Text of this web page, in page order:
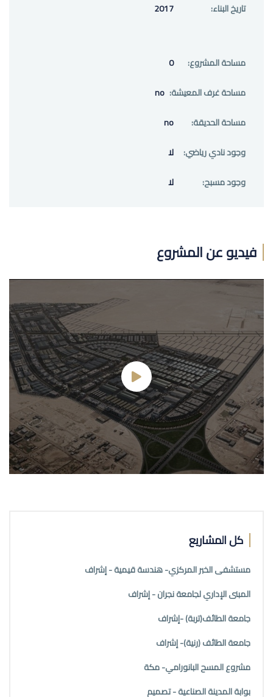
تاريخ البناء:
2017
مساحة المشروع:
0
مساحة غرف المعيشة: no
مساحة الحديقة:
no
وجود نادي رياضي:
لا
وجود مسبح:
لا
فيديو عن المشروع
كل المشاريع
مستشفى الخبر المركزي- هندسة قيمية - إشراف
المبنى الإداري لجامعة نجران - إشراف
جامعة الطائف(تربة) -إشراف
جامعة الطائف (رنية)- إشراف
مشروع المسح البانورامي- مكة
بوابة المدينة الصناعية - تصميم